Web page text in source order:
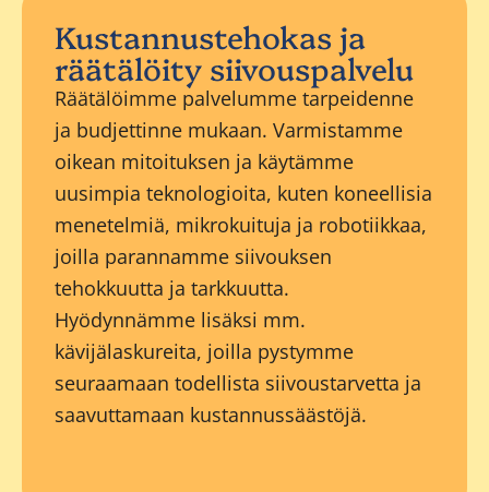
Kustannustehokas ja
räätälöity siivouspalvelu
Räätälöimme palvelumme tarpeidenne
ja budjettinne mukaan. Varmistamme
oikean mitoituksen ja käytämme
uusimpia teknologioita, kuten koneellisia
menetelmiä, mikrokuituja ja robotiikkaa,
joilla parannamme siivouksen
tehokkuutta ja tarkkuutta.
Hyödynnämme lisäksi mm.
kävijälaskureita, joilla pystymme
seuraamaan todellista siivoustarvetta ja
saavuttamaan kustannussäästöjä.